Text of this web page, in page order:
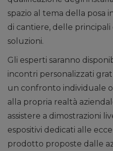
spazio al tema della posa
di cantiere, delle principali
soluzioni.
Gli esperti saranno
incontri personalizzati
un confronto individuale
alla propria realtà
assistere a dimostrazioni
espositivi dedicati alle
prodotto proposte dalle